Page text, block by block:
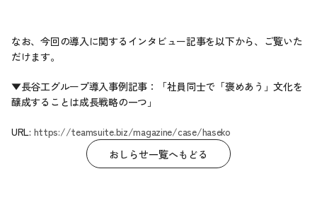
なお、今回の導入に関するインタビュー記事を以下から、ご覧いた
だけます。
▼長谷工グループ導入事例記事：「社員同士で「褒めあう」文化を
醸成することは成長戦略の一つ」
URL: https://teamsuite.biz/magazine/case/haseko
おしらせ一覧へもどる